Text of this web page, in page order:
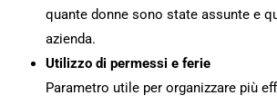
quante donne sono state assunte e
azienda.
Utilizzo di permessi e ferie
Parametro utile per organizzare più